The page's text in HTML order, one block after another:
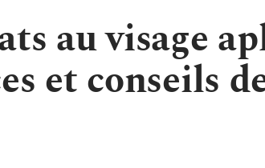
au visage
et conseils